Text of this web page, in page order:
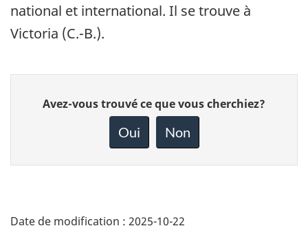
national et international. Il se trouve à
Victoria (C.-B.).
Donnez
votre
page
Avez-vous trouvé ce que vous cherchiez?
Oui Non
Date de modification : 2025-10-22